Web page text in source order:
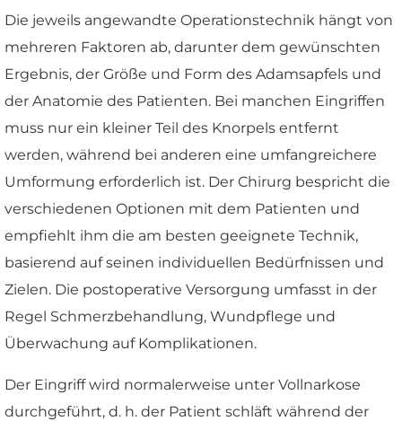
Die jeweils angewandte Operationstechnik hängt von
mehreren Faktoren ab, darunter dem gewünschten
Ergebnis, der Größe und Form des Adamsapfels und
der Anatomie des Patienten. Bei manchen Eingriffen
muss nur ein kleiner Teil des Knorpels entfernt
werden, während bei anderen eine umfangreichere
Umformung erforderlich ist. Der Chirurg bespricht die
verschiedenen Optionen mit dem Patienten und
empfiehlt ihm die am besten geeignete Technik,
basierend auf seinen individuellen Bedürfnissen und
Zielen. Die postoperative Versorgung umfasst in der
Regel Schmerzbehandlung, Wundpflege und
Überwachung auf Komplikationen.
Der Eingriff wird normalerweise unter Vollnarkose
durchgeführt, d. h. der Patient schläft während der